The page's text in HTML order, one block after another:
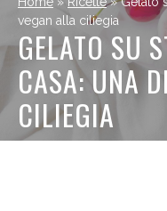
vegan alla ciliegia
GELATO SU
CASA: UNA
CILIEGIA